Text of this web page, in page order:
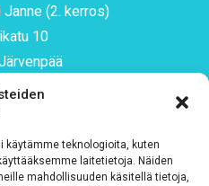
käytämme teknologioita, kuten
laitetietoja. Näiden
mahdollisuuden käsitellä tietoja,
(2. kerros)
10